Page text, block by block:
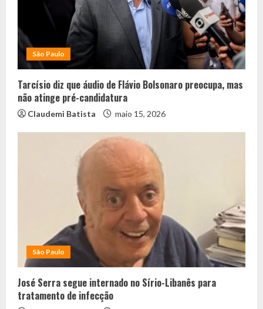
São Paulo
Tarcísio diz que áudio de Flávio Bolsonaro preocupa, mas
não atinge pré-candidatura
Claudemi Batista maio 15, 2026
São Paulo
José Serra segue internado no Sírio-Libanês para
tratamento de infecção